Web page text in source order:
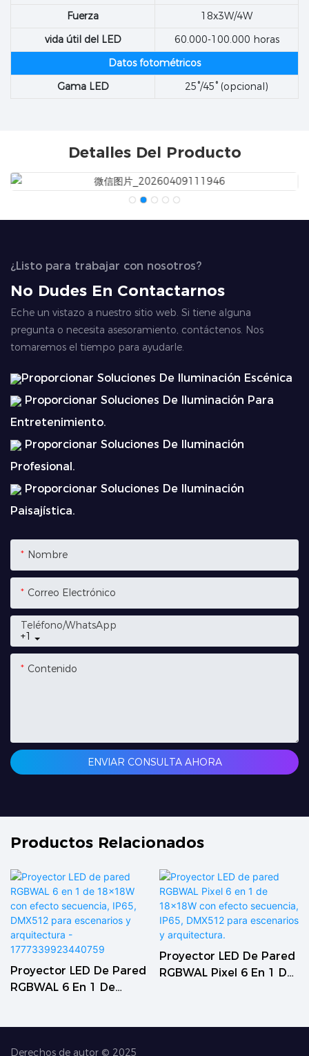
Fuerza
18x3W/4W
vida útil del LED
60.000-100.000 horas
Datos fotométricos
Gama LED
25°/45° (opcional)
Detalles Del Producto
¿Listo para trabajar con nosotros?
No Dudes En Contactarnos
Eche un vistazo a nuestro sitio web. Si tiene alguna
pregunta o necesita asesoramiento, contáctenos. Nos
tomaremos el tiempo para ayudarle.
Proporcionar Soluciones De Iluminación Escénica
Proporcionar Soluciones De Iluminación Para
Entretenimiento.
Proporcionar Soluciones De Iluminación
Profesional.
Proporcionar Soluciones De Iluminación
Paisajística.
Nombre
Correo Electrónico
+1
Teléfono/WhatsApp
Contenido
ENVIAR CONSULTA AHORA
Productos Relacionados
Proyector LED De Pared
RGBWAL 6 En 1 De
Proyector LED De Pared
RGBWAL Pixel 6 En 1 De
Derechos de autor © 2025